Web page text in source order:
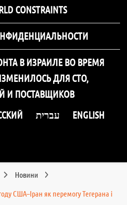
CONSTRAINTS
В ИЗРАИЛЕ ВО ВРЕМЯ
ДЛЯ СТО,
И ПОСТАВЩИКОВ
עברית ENGLISH
Новини
США–Іран як перемогу Тегерана і